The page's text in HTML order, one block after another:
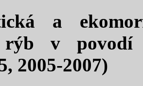
a
rýb v povodí
2005-2007)